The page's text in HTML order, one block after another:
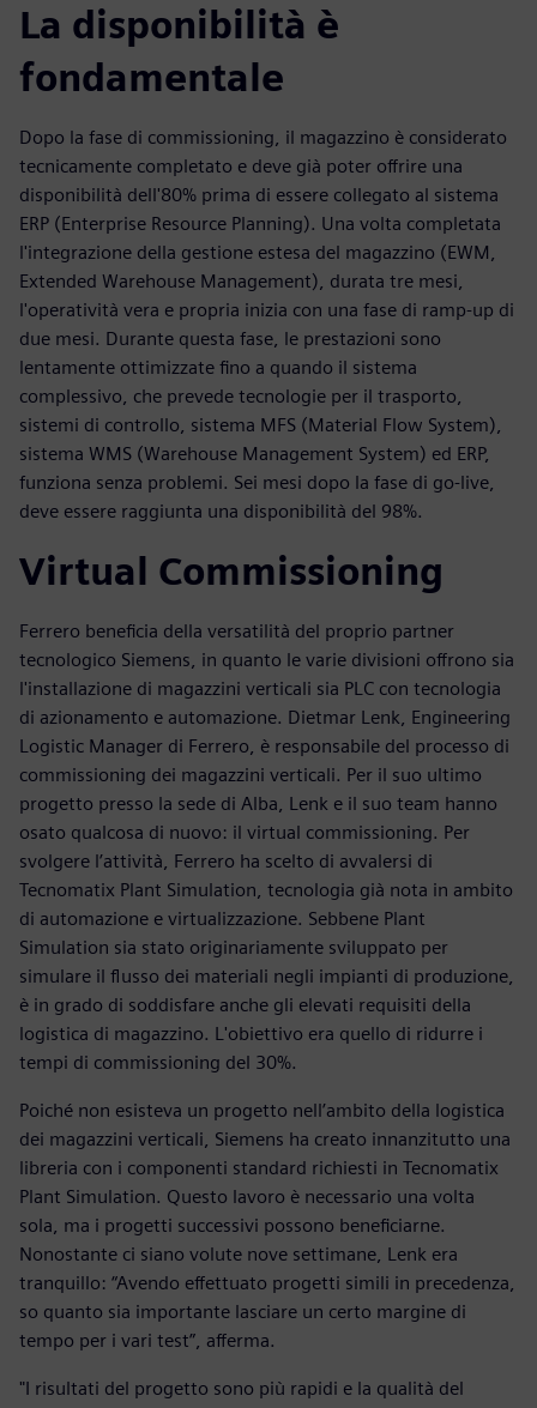
La disponibilità è
fondamentale
Dopo la fase di commissioning, il magazzino è considerato
tecnicamente completato e deve già poter offrire una
disponibilità dell'80% prima di essere collegato al sistema
ERP (Enterprise Resource Planning). Una volta completata
l'integrazione della gestione estesa del magazzino (EWM,
Extended Warehouse Management), durata tre mesi,
l'operatività vera e propria inizia con una fase di ramp-up di
due mesi. Durante questa fase, le prestazioni sono
lentamente ottimizzate fino a quando il sistema
complessivo, che prevede tecnologie per il trasporto,
sistemi di controllo, sistema MFS (Material Flow System),
sistema WMS (Warehouse Management System) ed ERP,
funziona senza problemi. Sei mesi dopo la fase di go-live,
deve essere raggiunta una disponibilità del 98%.
Virtual Commissioning
Ferrero beneficia della versatilità del proprio partner
tecnologico Siemens, in quanto le varie divisioni offrono sia
l'installazione di magazzini verticali sia PLC con tecnologia
di azionamento e automazione. Dietmar Lenk, Engineering
Logistic Manager di Ferrero, è responsabile del processo di
commissioning dei magazzini verticali. Per il suo ultimo
progetto presso la sede di Alba, Lenk e il suo team hanno
osato qualcosa di nuovo: il virtual commissioning. Per
svolgere l’attività, Ferrero ha scelto di avvalersi di
Tecnomatix Plant Simulation, tecnologia già nota in ambito
di automazione e virtualizzazione. Sebbene Plant
Simulation sia stato originariamente sviluppato per
simulare il flusso dei materiali negli impianti di produzione,
è in grado di soddisfare anche gli elevati requisiti della
logistica di magazzino. L'obiettivo era quello di ridurre i
tempi di commissioning del 30%.
Poiché non esisteva un progetto nell’ambito della logistica
dei magazzini verticali, Siemens ha creato innanzitutto una
libreria con i componenti standard richiesti in Tecnomatix
Plant Simulation. Questo lavoro è necessario una volta
sola, ma i progetti successivi possono beneficiarne.
Nonostante ci siano volute nove settimane, Lenk era
tranquillo: “Avendo effettuato progetti simili in precedenza,
so quanto sia importante lasciare un certo margine di
tempo per i vari test”, afferma.
"I risultati del progetto sono più rapidi e la qualità del